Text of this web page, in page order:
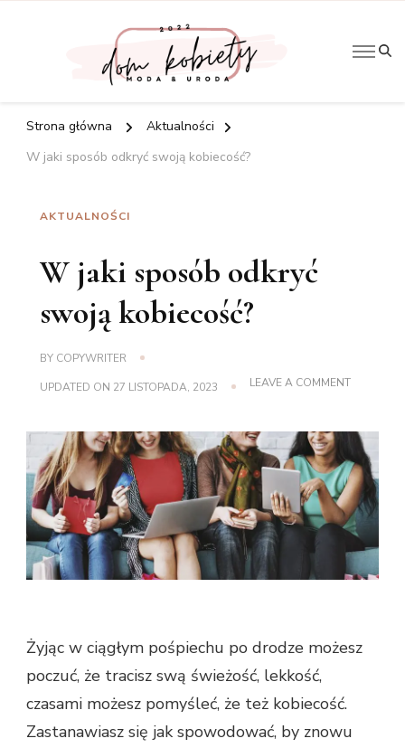
Artykuły
Strona główna
Aktualności
W jaki sposób odkryć swoją kobiecość?
AKTUALNOŚCI
W jaki sposób odkryć
swoją kobiecość?
BY COPYWRITER
UPDATED ON 27 LISTOPADA, 2023 LEAVE A COMMENTON
ODKRYĆ
SWOJĄ
Żyjąc w ciągłym pośpiechu po drodze możesz
poczuć, że tracisz swą świeżość, lekkość,
czasami możesz pomyśleć, że też kobiecość.
Zastanawiasz się jak spowodować, by znowu